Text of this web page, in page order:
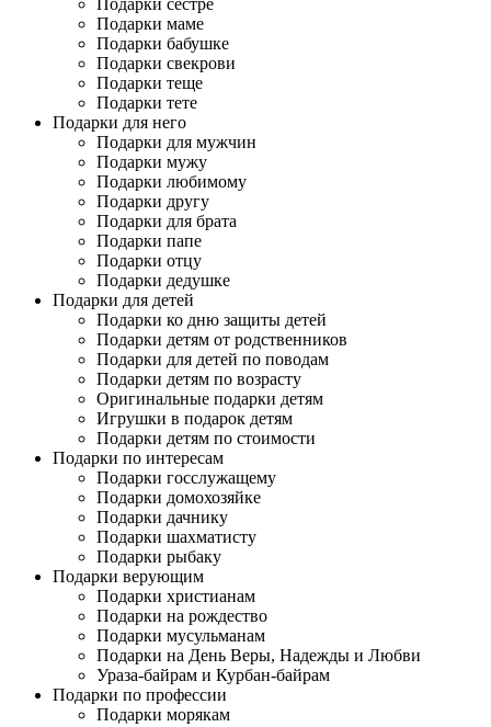
Подарки сестре
Подарки маме
Подарки бабушке
Подарки свекрови
Подарки теще
Подарки тете
Подарки для него
Подарки для мужчин
Подарки мужу
Подарки любимому
Подарки другу
Подарки для брата
Подарки папе
Подарки отцу
Подарки дедушке
Подарки для детей
Подарки ко дню защиты детей
Подарки детям от родственников
Подарки для детей по поводам
Подарки детям по возрасту
Оригинальные подарки детям
Игрушки в подарок детям
Подарки детям по стоимости
Подарки по интересам
Подарки госслужащему
Подарки домохозяйке
Подарки дачнику
Подарки шахматисту
Подарки рыбаку
Подарки верующим
Подарки христианам
Подарки на рождество
Подарки мусульманам
Подарки на День Веры, Надежды и Любви
Ураза-байрам и Курбан-байрам
Подарки по профессии
Подарки морякам